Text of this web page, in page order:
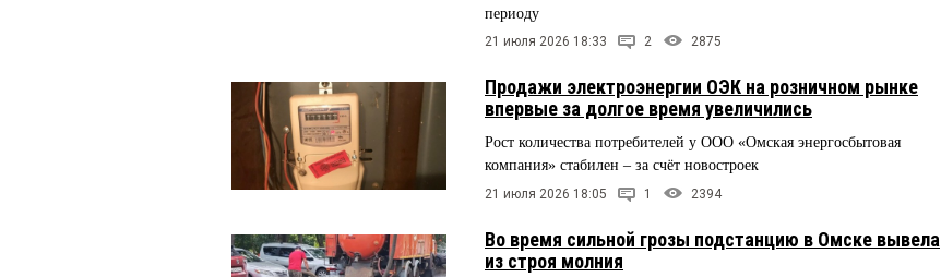
периоду
21 июля 2026 18:33 2 2875
Продажи электроэнергии ОЭК на розничном рынке
впервые за долгое время увеличились
Рост количества потребителей у ООО «Омская энергосбытовая
компания» стабилен – за счёт новостроек
21 июля 2026 18:05 1 2394
Во время сильной грозы подстанцию в Омске вывела
из строя молния